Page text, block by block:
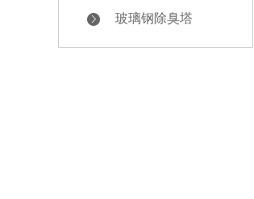
玻璃钢除臭塔